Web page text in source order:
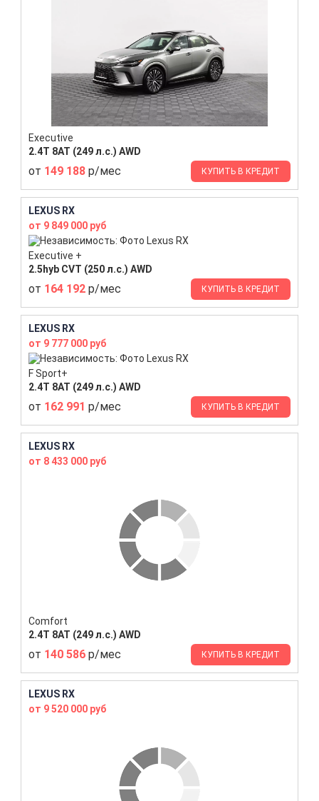
Executive
2.4T 8AT (249 л.с.) AWD
от 149 188 р/мес КУПИТЬ В КРЕДИТ
LEXUS RX
от 9 849 000 руб
Executive +
2.5hyb CVT (250 л.с.) AWD
от 164 192 р/мес КУПИТЬ В КРЕДИТ
LEXUS RX
от 9 777 000 руб
F Sport+
2.4T 8AT (249 л.с.) AWD
от 162 991 р/мес КУПИТЬ В КРЕДИТ
LEXUS RX
от 8 433 000 руб
Comfort
2.4T 8AT (249 л.с.) AWD
от 140 586 р/мес КУПИТЬ В КРЕДИТ
LEXUS RX
от 9 520 000 руб